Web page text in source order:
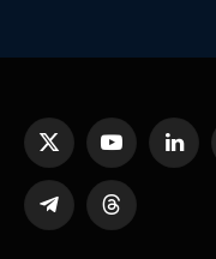
X
YouTube
TelegramThreads